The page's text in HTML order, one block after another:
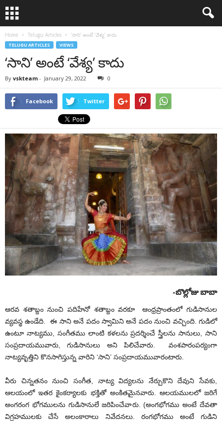
Home Telugu Articles ‘సాని’ అంటే ‘వేశ్య’ కాదు
TELUGU ARTICLES VIEWS
‘సాని’ అంటే ‘వేశ్య’ కాదు
By vskteam - January 29, 2022 0
Facebook Twitter
-బొల్లోజు బాబా
ఆరవ శతాబ్దం నుంచి పదిహేనో శతాబ్దం వరకూ ఆంధ్రప్రాంతంలో గుడిసానుల
వ్యవస్థ ఉండేది. ఈ సాని అనే పదం స్వామిని అనే పదం నుంచి వచ్చింది. గుడిలో
ఉంటూ నాట్యము, సంగీతము లాంటి కళలను ప్రదర్శించే స్త్రీలను సానులు, సాని
సంప్రదాయమువారు, గుడిసానులు అని పిలిచేవారు. వంశపారంపర్యంగా
నాట్యవృత్తిని కొనసాగిస్తున్న వారిని ‘సాని’ సంప్రదాయమువారంటారు.
వీరు చిన్నతనం నుంచి సంగీత, నాట్య విద్యలను నేర్చుకొని దేవుని సేవకు,
ఆలయంలో ఇతర కైంకర్యాలకు భక్తితో అంకితమైనవారు. ఆలయములలో జరిగే
అంగరంగ భోగములను గుడిసానులే జరిపించేవారు. (అంగభోగము అంటే దేవతా
విగ్రహములకు చేసే అలంకారాలు నివేదనలు. రంగభోగము అంటే గుడిని